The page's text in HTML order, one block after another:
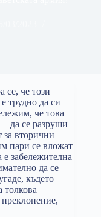
се, че този
трудно да си
че това
да се разруши
за вторични
пари се вложат
е забележителна
да се
където
толкова